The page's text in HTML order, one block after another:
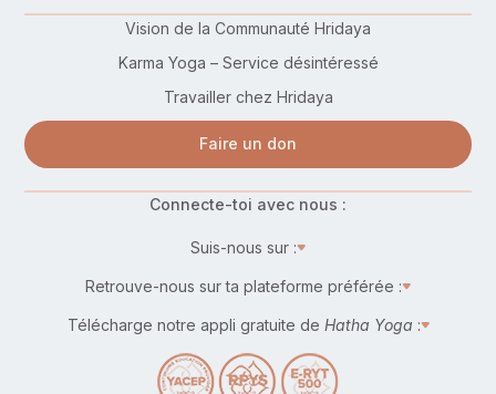
Vision de la Communauté Hridaya
Karma Yoga – Service désintéressé
Travailler chez Hridaya
Faire un don
Connecte-toi avec nous :
Suis-nous sur :
Retrouve-nous sur ta plateforme préférée :
Télécharge notre appli gratuite de Hatha Yoga :